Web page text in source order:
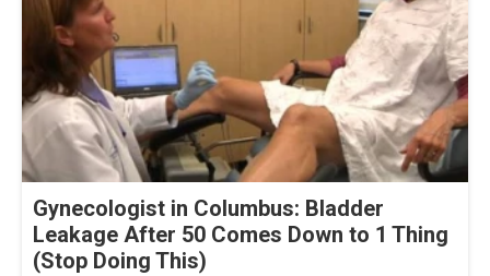
Gynecologist in Columbus: Bladder
Leakage After 50 Comes Down to 1 Thing
(Stop Doing This)